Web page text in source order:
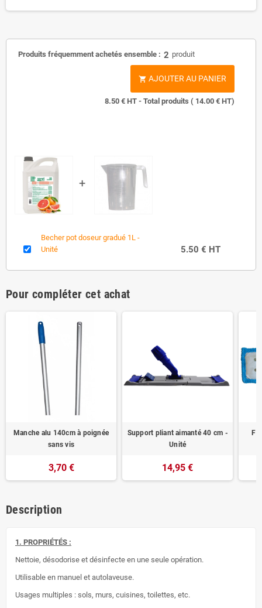
Produits fréquemment achetés ensemble : 2 produit
 AJOUTER AU PANIER
8.50 € HT - Total produits ( 14.00 € HT)
Becher pot doseur gradué 1L -
Unité
5.50 € HT
Pour compléter cet achat
Manche alu 140cm à poignée
sans vis
3,70 €
Support pliant aimanté 40 cm -
Unité
14,95 €
Description
1. PROPRIÉTÉS :
Nettoie, désodorise et désinfecte en une seule opération.
Utilisable en manuel et autolaveuse.
Usages multiples : sols, murs, cuisines, toilettes, etc.